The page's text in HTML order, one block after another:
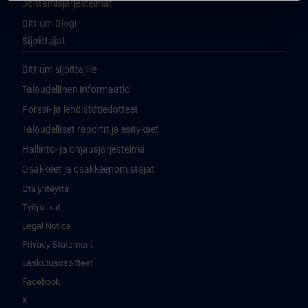
Johtamisjärjestelmät
Bittium Blogi
Sijoittajat
Bittium sijoittajille
Taloudellinen informaatio
Pörssi- ja lehdistötiedotteet
Taloudelliset raportit ja esitykset
Hallinto- ja ohjausjärjestelmä
Osakkeet ja osakkeenomistajat
Ota yhteyttä
Työpaikat
Legal Notice
Privacy Statement
Laskutusosoitteet
Facebook
X